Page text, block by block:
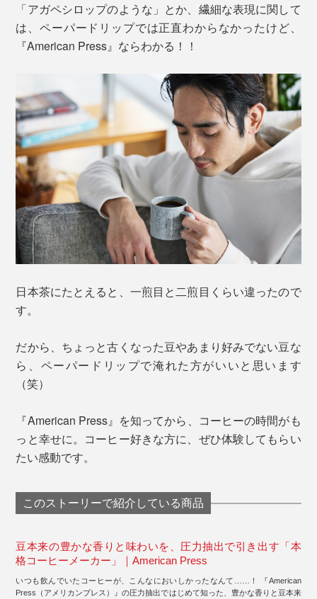
「アガペシロップのような」とか、繊細な表現に関して
は、ペーパードリップでは正直わからなかったけど、
『American Press』ならわかる！！
日本茶にたとえると、一煎目と二煎目くらい違ったので
す。
だから、ちょっと古くなった豆やあまり好みでない豆な
ら、ペーパードリップで淹れた方がいいと思います
（笑）
『American Press』を知ってから、コーヒーの時間がも
っと幸せに。コーヒー好きな方に、ぜひ体験してもらい
たい感動です。
このストーリーで紹介している商品
豆本来の豊かな香りと味わいを、圧力抽出で引き出す「本
格コーヒーメーカー」｜American Press
いつも飲んでいたコーヒーが、こんなにおいしかったなんて……！ 『American
Press（アメリカンプレス）』の圧力抽出ではじめて知った、豊かな香りと豆本来